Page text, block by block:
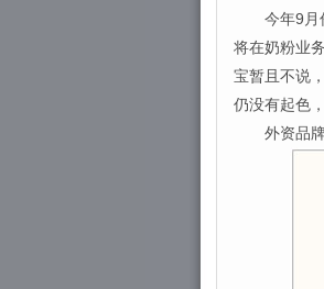
今年9月份
将在奶粉业
宝暂且不说
仍没有起色
外资品牌